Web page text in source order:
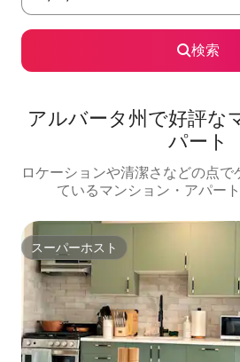
検索
アルバータ州で好評な
パート
ロケーションや清潔さなどの点
ているマンション・アパー
スーパーホスト
スーパーホスト